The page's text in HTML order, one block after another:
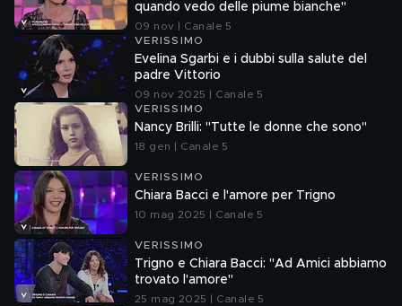
quando vedo delle piume bianche"
09 nov | Canale 5
VERISSIMO
Evelina Sgarbi e i dubbi sulla salute del
padre Vittorio
09 nov 2025 | Canale 5
VERISSIMO
Nancy Brilli: "Tutte le donne che sono"
18 gen | Canale 5
VERISSIMO
Chiara Bacci e l'amore per Trigno
10 mag 2025 | Canale 5
VERISSIMO
Trigno e Chiara Bacci: "Ad Amici abbiamo
trovato l'amore"
25 mag 2025 | Canale 5